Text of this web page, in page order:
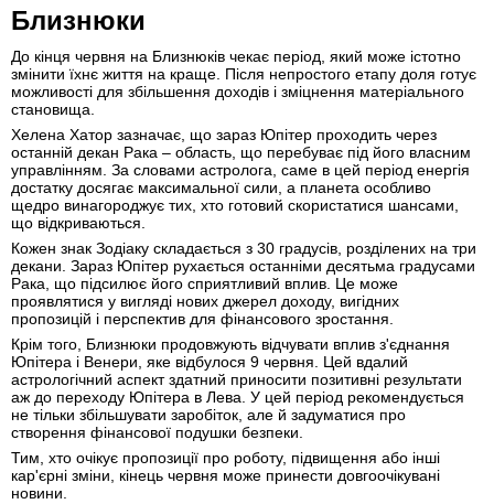
Близнюки
До кінця червня на Близнюків чекає період, який може істотно
змінити їхнє життя на краще. Після непростого етапу доля готує
можливості для збільшення доходів і зміцнення матеріального
становища.
Хелена Хатор зазначає, що зараз Юпітер проходить через
останній декан Рака – область, що перебуває під його власним
управлінням. За словами астролога, саме в цей період енергія
достатку досягає максимальної сили, а планета особливо
щедро винагороджує тих, хто готовий скористатися шансами,
що відкриваються.
Кожен знак Зодіаку складається з 30 градусів, розділених на три
декани. Зараз Юпітер рухається останніми десятьма градусами
Рака, що підсилює його сприятливий вплив. Це може
проявлятися у вигляді нових джерел доходу, вигідних
пропозицій і перспектив для фінансового зростання.
Крім того, Близнюки продовжують відчувати вплив з'єднання
Юпітера і Венери, яке відбулося 9 червня. Цей вдалий
астрологічний аспект здатний приносити позитивні результати
аж до переходу Юпітера в Лева. У цей період рекомендується
не тільки збільшувати заробіток, але й задуматися про
створення фінансової подушки безпеки.
Тим, хто очікує пропозиції про роботу, підвищення або інші
кар'єрні зміни, кінець червня може принести довгоочікувані
новини.